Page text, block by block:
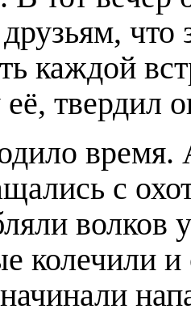
что
каждой
её, твердил
время.
с
волков
колечили и